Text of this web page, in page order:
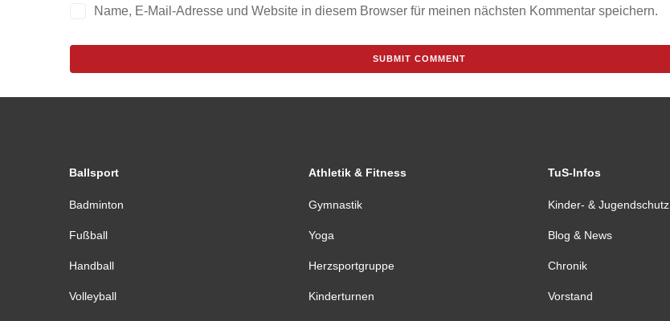
Name, E-Mail-Adresse und Website in diesem Browser für meinen nächsten Kommentar speichern.
Ballsport
Badminton
Fußball
Handball
Volleyball
Athletik & Fitness
Gymnastik
Yoga
Herzsportgruppe
Kinderturnen
TuS-Infos
Kinder- & Jugendschutz
Blog & News
Chronik
Vorstand